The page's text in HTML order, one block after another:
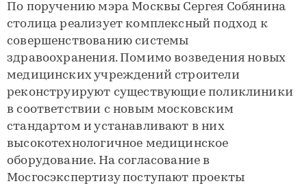
По поручению мэра Москвы Сергея Собянина
столица реализует комплексный подход к
совершенствованию системы
здравоохранения. Помимо возведения новых
медицинских учреждений строители
реконструируют существующие поликлиники
в соответствии с новым московским
стандартом и устанавливают в них
высокотехнологичное медицинское
оборудование. На согласование в
Мосгосэкспертизу поступают проекты